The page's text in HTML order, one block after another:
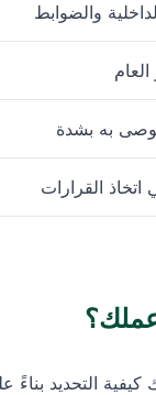
والضوابط
به بشدة
القرارات
عملك؟
كيفية التحديد